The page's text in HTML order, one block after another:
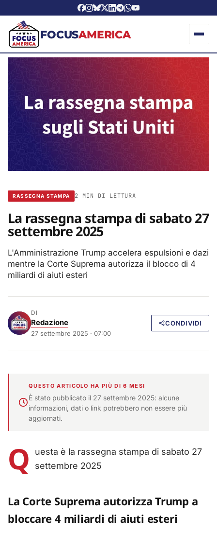
FOCUSAMERICA
RASSEGNA STAMPA 2 MIN DI LETTURA
La rassegna stampa di sabato 27
settembre 2025
L'Amministrazione Trump accelera espulsioni e dazi
mentre la Corte Suprema autorizza il blocco di 4
miliardi di aiuti esteri
DI
Redazione
27 settembre 2025 · 07:00
CONDIVIDI
QUESTO ARTICOLO HA PIÙ DI 6 MESI
È stato pubblicato il 27 settembre 2025: alcune
informazioni, dati o link potrebbero non essere più
aggiornati.
Q
uesta è la rassegna stampa di sabato 27
settembre 2025
La Corte Suprema autorizza Trump a
bloccare 4 miliardi di aiuti esteri